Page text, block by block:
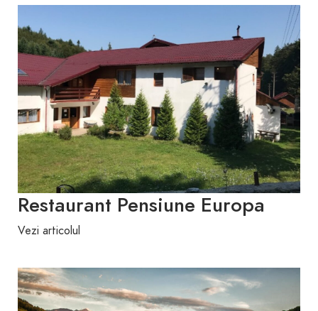
Restaurant Pensiune Europa
Vezi articolul